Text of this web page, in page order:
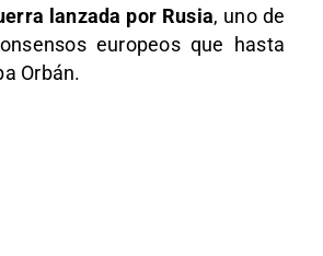
lanzada por Rusia, uno de
europeos que hasta
Orbán.